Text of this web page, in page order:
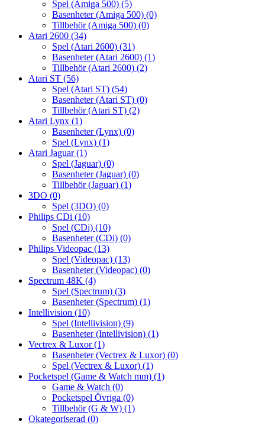
Spel (Amiga 500) (5)
Basenheter (Amiga 500) (0)
Tillbehör (Amiga 500) (0)
Atari 2600 (34)
Spel (Atari 2600) (31)
Basenheter (Atari 2600) (1)
Tillbehör (Atari 2600) (2)
Atari ST (56)
Spel (Atari ST) (54)
Basenheter (Atari ST) (0)
Tillbehör (Atari ST) (2)
Atari Lynx (1)
Basenheter (Lynx) (0)
Spel (Lynx) (1)
Atari Jaguar(1)
Spel (Jaguar) (0)
Basenheter (Jaguar) (0)
Tillbehör (Jaguar) (1)
3DO (0)
Spel (3DO) (0)
Philips CDi (10)
Spel (CDi) (10)
Basenheter (CDi) (0)
Philips Videopac (13)
Spel (Videopac) (13)
Basenheter (Videopac) (0)
Spectrum 48K (4)
Spel (Spectrum) (3)
Basenheter (Spectrum) (1)
Intellivision (10)
Spel (Intellivision) (9)
Basenheter (Intellivision) (1)
Vectrex & Luxor(1)
Basenheter (Vectrex & Luxor) (0)
Spel (Vectrex & Luxor) (1)
Pocketspel (Game & Watch mm) (1)
Game & Watch (0)
Pocketspel Övriga (0)
Tillbehör (G & W) (1)
Okategoriserad (0)